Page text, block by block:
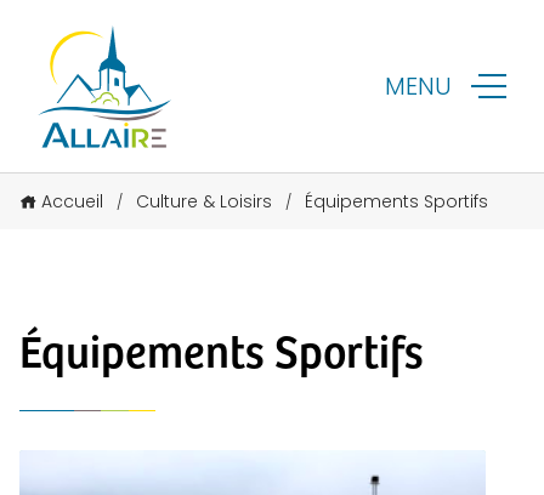
MENU
Accueil / Culture & Loisirs / Équipements Sportifs
Équipements Sportifs